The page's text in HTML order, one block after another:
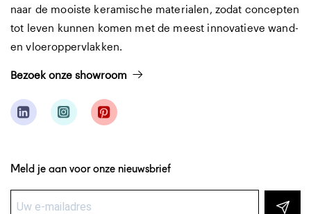
naar de mooiste keramische materialen, zodat concepten
tot leven kunnen komen met de meest innovatieve wand-
en vloeroppervlakken.
Bezoek onze showroom
Meld je aan voor onze nieuwsbrief